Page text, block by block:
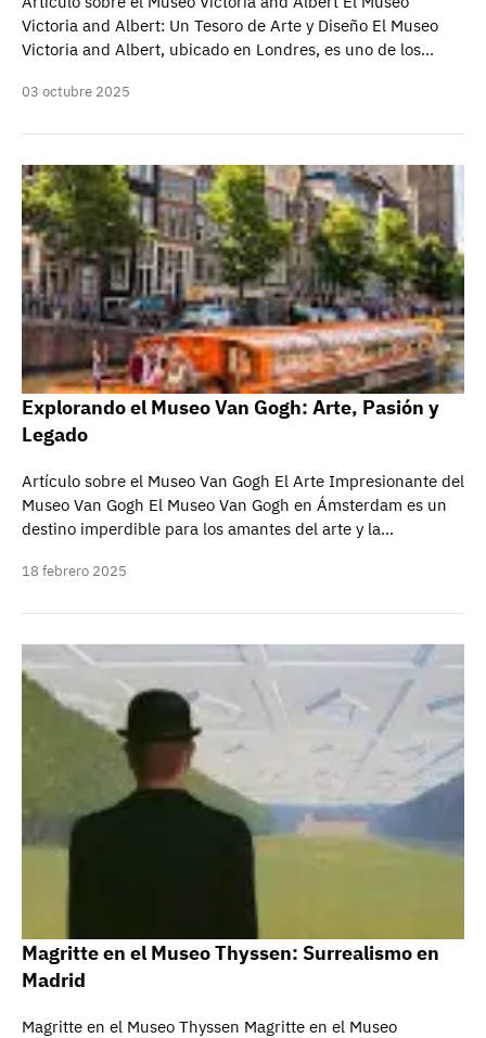
Victoria and Albert: Un Tesoro de Arte y Diseño El Museo
Victoria and Albert, ubicado en Londres, es uno de los…
03 octubre 2025
Explorando el Museo Van Gogh: Arte, Pasión y
Legado
Artículo sobre el Museo Van Gogh El Arte Impresionante del
Museo Van Gogh El Museo Van Gogh en Ámsterdam es un
destino imperdible para los amantes del arte y la…
18 febrero 2025
Magritte en el Museo Thyssen: Surrealismo en
Madrid
Magritte en el Museo Thyssen Magritte en el Museo